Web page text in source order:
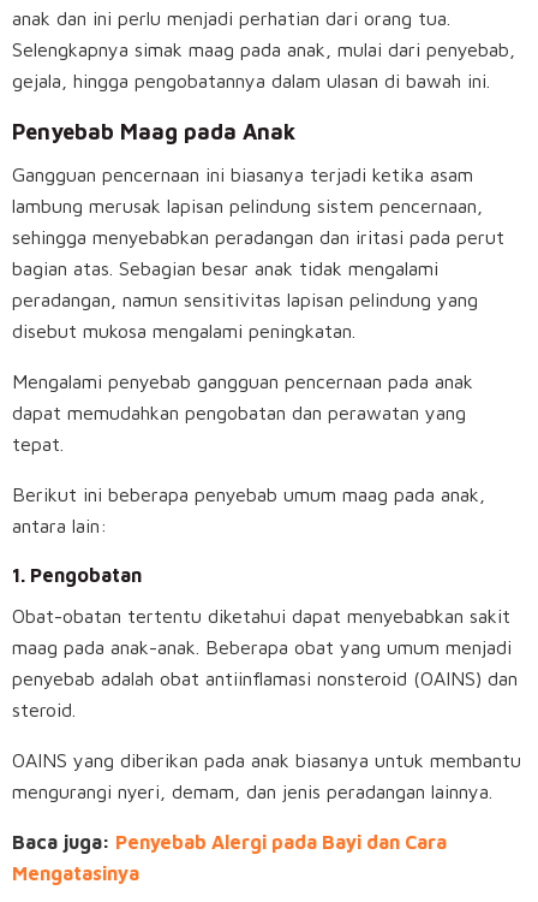
anak dan ini perlu menjadi perhatian dari orang tua.
Selengkapnya simak maag pada anak, mulai dari penyebab,
gejala, hingga pengobatannya dalam ulasan di bawah ini.
Penyebab Maag pada Anak
Gangguan pencernaan ini biasanya terjadi ketika asam
lambung merusak lapisan pelindung sistem pencernaan,
sehingga menyebabkan peradangan dan iritasi pada perut
bagian atas. Sebagian besar anak tidak mengalami
peradangan, namun sensitivitas lapisan pelindung yang
disebut mukosa mengalami peningkatan.
Mengalami penyebab gangguan pencernaan pada anak
dapat memudahkan pengobatan dan perawatan yang
tepat.
Berikut ini beberapa penyebab umum maag pada anak,
antara lain:
1. Pengobatan
Obat-obatan tertentu diketahui dapat menyebabkan sakit
maag pada anak-anak. Beberapa obat yang umum menjadi
penyebab adalah obat antiinflamasi nonsteroid (OAINS) dan
steroid.
OAINS yang diberikan pada anak biasanya untuk membantu
mengurangi nyeri, demam, dan jenis peradangan lainnya.
Baca juga: Penyebab Alergi pada Bayi dan Cara
Mengatasinya